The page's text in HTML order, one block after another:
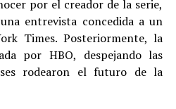
por el creador de la serie,
entrevista concedida a un
Times. Posteriormente, la
por HBO, despejando las
rodearon el futuro de la